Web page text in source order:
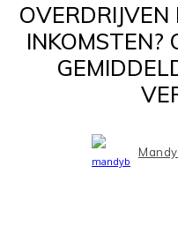
OVERDRIJVEN
INKOMSTEN?